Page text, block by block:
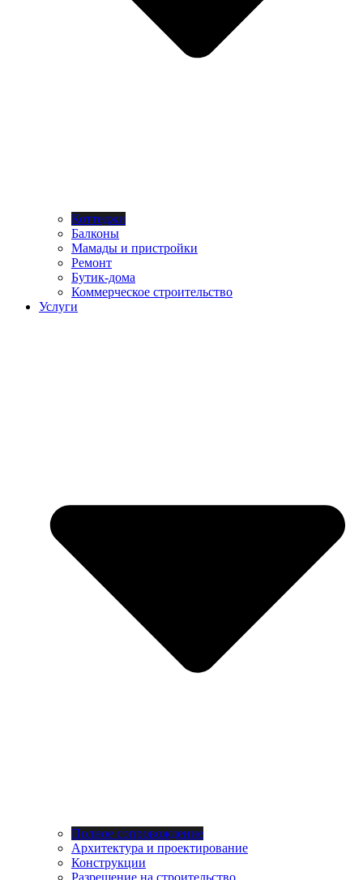
Коттеджи
Балконы
Мамады и пристройки
Ремонт
Бутик-дома
Коммерческое строительство
Услуги
Полное сопровождение
Архитектура и проектирование
Конструкции
Разрешение на строительство